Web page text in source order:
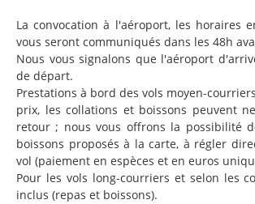
La convocation à l'aéroport, les
vous seront communiqués dans les 48h
Nous vous signalons que l'aéroport
de départ.
Prestations à bord des vols moyen-
prix, les collations et boissons peuvent
retour ; nous vous offrons la possibilité
boissons proposés à la carte, à régler
vol (paiement en espèces et en euros
Pour les vols long-courriers et selon les
inclus (repas et boissons).